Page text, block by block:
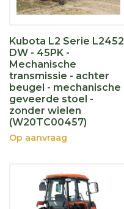
Kubota L2 Serie L2452
DW - 45PK -
Mechanische
transmissie - achter
beugel - mechanische
geveerde stoel -
zonder wielen
(W20TC00457)
Op aanvraag